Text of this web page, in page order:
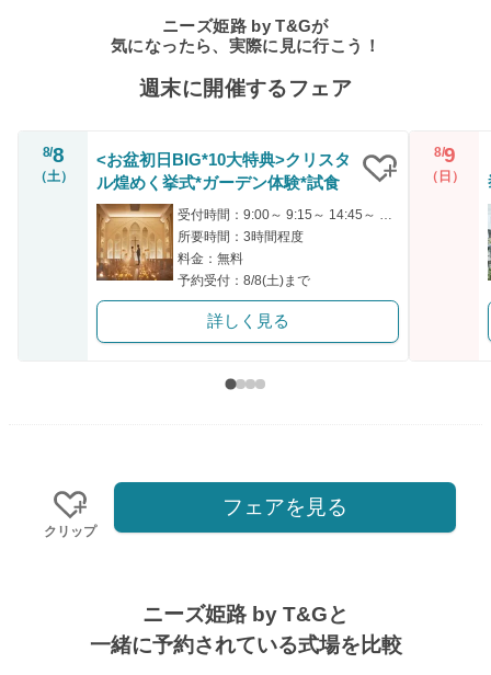
ニーズ姫路 by T&Gが
気になったら、実際に見に行こう！
週末に開催するフェア
8/8
（土）
<お盆初日BIG*10大特典>クリスタ
ル煌めく挙式*ガーデン体験*試食
受付時間：9:00～ 9:15～ 14:45～ 15:00～ 18:30～
所要時間：3時間程度
料金：無料
予約受付：8/8(土)まで
詳しく見る
8/9
（日）
クリップ
フェアを見る
ニーズ姫路 by T&Gと
一緒に予約されている式場を比較